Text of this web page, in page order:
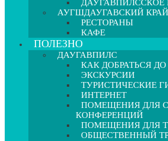
АУГШДАУГАВСКИЙ КРАЙ
РЕСТОРАНЫ
КАФЕ
ПОЛЕЗНО
ДАУГАВПИЛС
КАК ДОБРАТЬСЯ
ЭКСКУРСИИ
ТУРИСТИЧЕСКИЕ
ИНТЕРНЕТ
ПОМЕЩЕНИЯ ДЛЯ
КОНФЕРЕНЦИЙ
ПОМЕЩЕНИЯ ДЛЯ
ОБЩЕСТВЕННЫЙ